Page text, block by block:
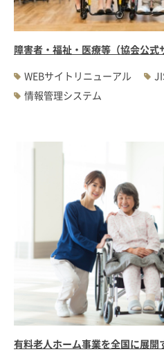
障害者・福祉・医療等（協会公式
WEBサイトリニューアル
情報管理システム
有料老人ホーム事業を全国に展開